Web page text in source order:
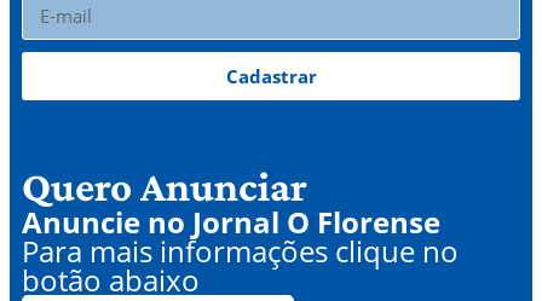
Cadastrar
Quero Anunciar
Anuncie no Jornal O Florense
Para mais informações clique no
botão abaixo